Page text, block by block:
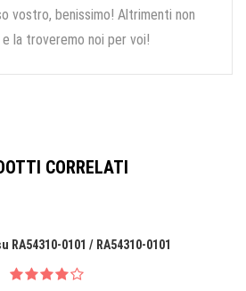
vostro, benissimo! Altrimenti non
la troveremo noi per voi!
CORRELATI
RA54310-0101 / RA54310-0101